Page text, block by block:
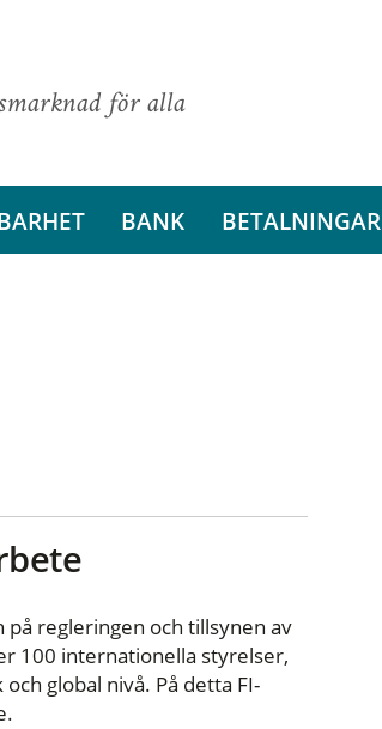
för alla
BANK BETALNINGAR
regleringen och tillsynen av
100 internationella styrelser,
global nivå. På detta FI-